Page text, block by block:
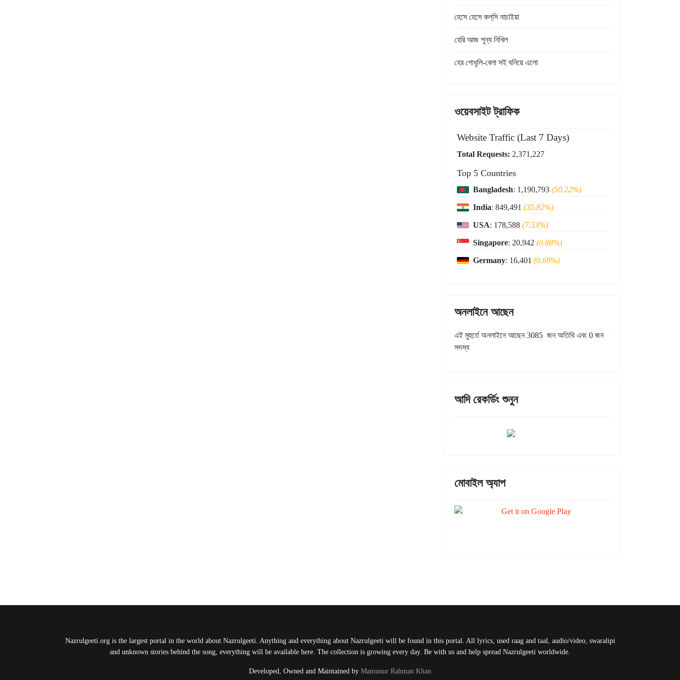
হেসে হেসে কল্‌সি নাচাইয়া
হেরি আজ শূন্য নিখিল
হের গোধূলি-বেলা সই ঘনিয়ে এলো
ওয়েবসাইট ট্রাফিক
Website Traffic (Last 7 Days)
Total Requests: 2,371,227
Top 5 Countries
Bangladesh: 1,190,793 (50.22%)
India: 849,491 (35.82%)
USA: 178,588 (7.53%)
Singapore: 20,942 (0.88%)
Germany: 16,401 (0.69%)
অনলাইনে আছেন
এই মুহুর্তে অনলাইনে আছেন 3085 জন অতিথি এবং 0 জন
সদস্য
আদি রেকর্ডিং শুনুন
মোবাইল অ্যাপ
Nazrulgeeti.org is the largest portal in the world about Nazrulgeeti. Anything and everything about Nazrulgeeti will be found in this portal. All lyrics, used raag and taal, audio/video, swaralipi
and unknown stories behind the song, everything will be available here. The collection is growing every day. Be with us and help spread Nazrulgeeti worldwide.
Developed, Owned and Maintained by Mamunur Rahman Khan